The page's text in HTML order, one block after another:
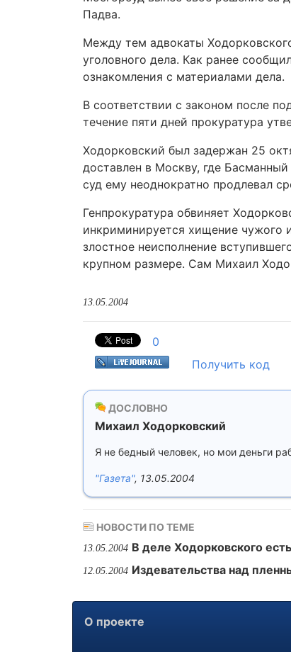
Падва.
Между тем адвокаты
уголовного дела. Как ранее
ознакомления с материалами дела.
В соответствии с законом после
течение пяти дней прокуратура
Ходорковский был задержан 25
доставлен в Москву, где
суд ему неоднократно продлевал
Генпрокуратура обвиняет
инкриминируется хищение чужого
злостное неисполнение
крупном размере. Сам Михаил
13.05.2004
0
Получить код
ДОСЛОВНО
Михаил Ходорковский
Я не бедный человек, но мои деньги
"Газета", 13.05.2004
НОВОСТИ ПО ТЕМЕ
13.05.2004 В деле Ходорковского
12.05.2004 Издевательства над
О проекте